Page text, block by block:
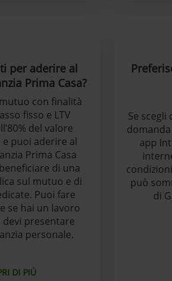
per aderire al
Prima Casa?
con finalità
fisso e LTV
del valore
e puoi aderire al
Prima Casa
di una
sul mutuo e di
Puoi fare
se hai un lavoro
presentare
personale.
DI PIÚ
Se
app
può
di